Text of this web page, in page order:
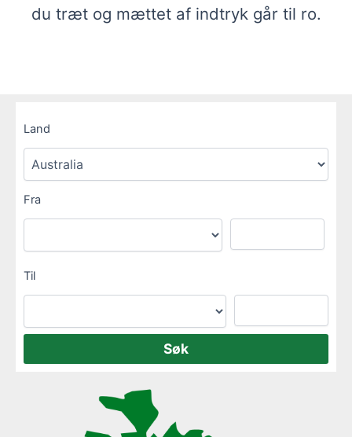
du træt og mættet af indtryk går til ro.
Land
Fra
Til